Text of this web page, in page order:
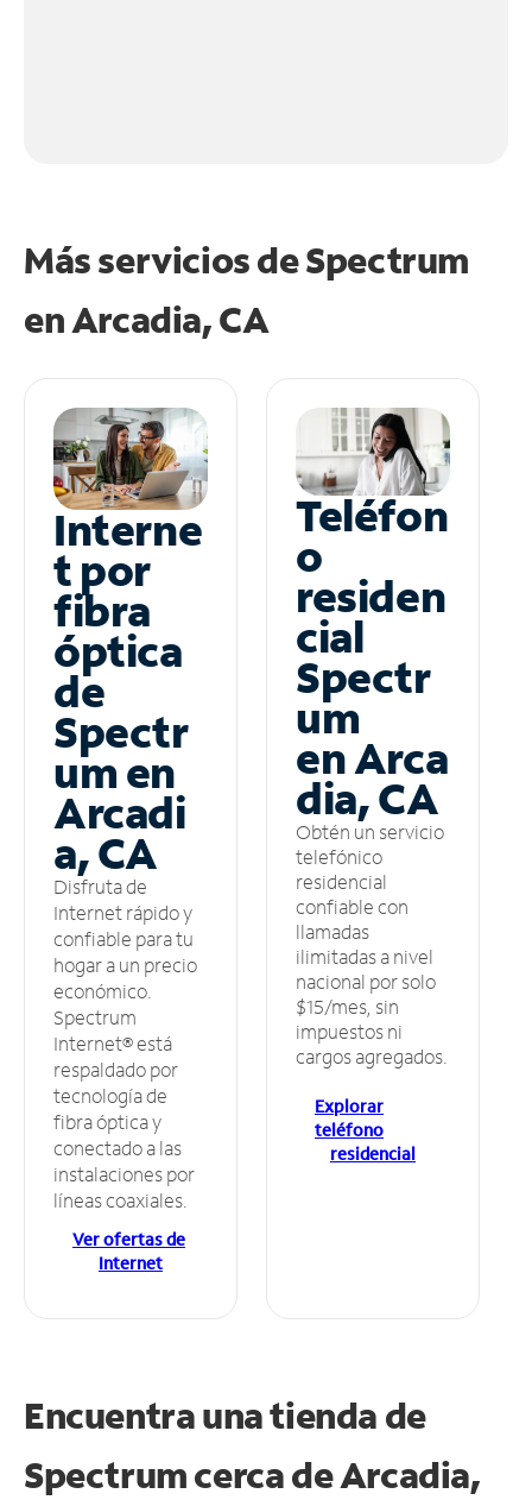
Más servicios de Spectrum
enArcadia, CA
Interne
t por
fibra
óptica
de
Spectr
um en
Arcadi
a, CA
Disfruta de
Internet rápido y
confiable para tu
hogar a un precio
económico.
Spectrum
Internet® está
respaldado por
tecnología de
fibra óptica y
conectado a las
instalaciones por
líneas coaxiales.
Ver ofertas de
Internet
Teléfon
o
residen
cial
Spectr
um
en Arca
dia, CA
Obtén un servicio
telefónico
residencial
confiable con
llamadas
ilimitadas a nivel
nacional por solo
$15/mes, sin
impuestos ni
cargos agregados.
Explorar
teléfono
residencial
Encuentra una tienda de
Spectrumcerca de Arcadia,